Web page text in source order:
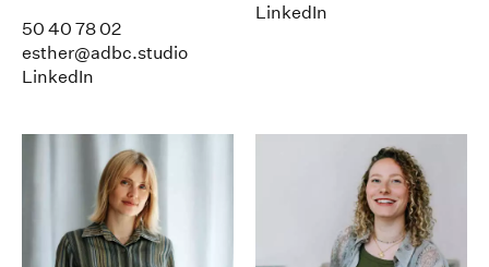
50 40 78 02
esther@adbc.studio
LinkedIn
LinkedIn